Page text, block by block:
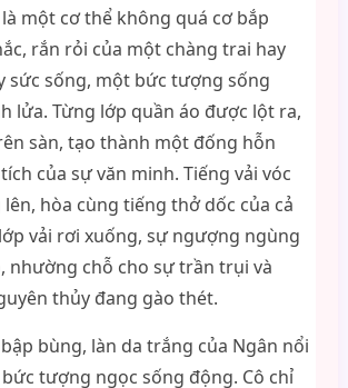
một cơ thể không quá cơ bắp
rắn rỏi của một chàng trai hay
sức sống, một bức tượng sống
lửa. Từng lớp quần áo được lột ra,
sàn, tạo thành một đống hỗn
của sự văn minh. Tiếng vải vóc
hòa cùng tiếng thở dốc của cả
vải rơi xuống, sự ngượng ngùng
nhường chỗ cho sự trần trụi và
thủy đang gào thét.
bùng, làn da trắng của Ngân nổi
tượng ngọc sống động. Cô chỉ